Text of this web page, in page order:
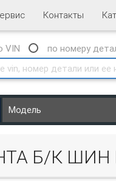
Контакты
VIN
по номеру
Б/К ШИН